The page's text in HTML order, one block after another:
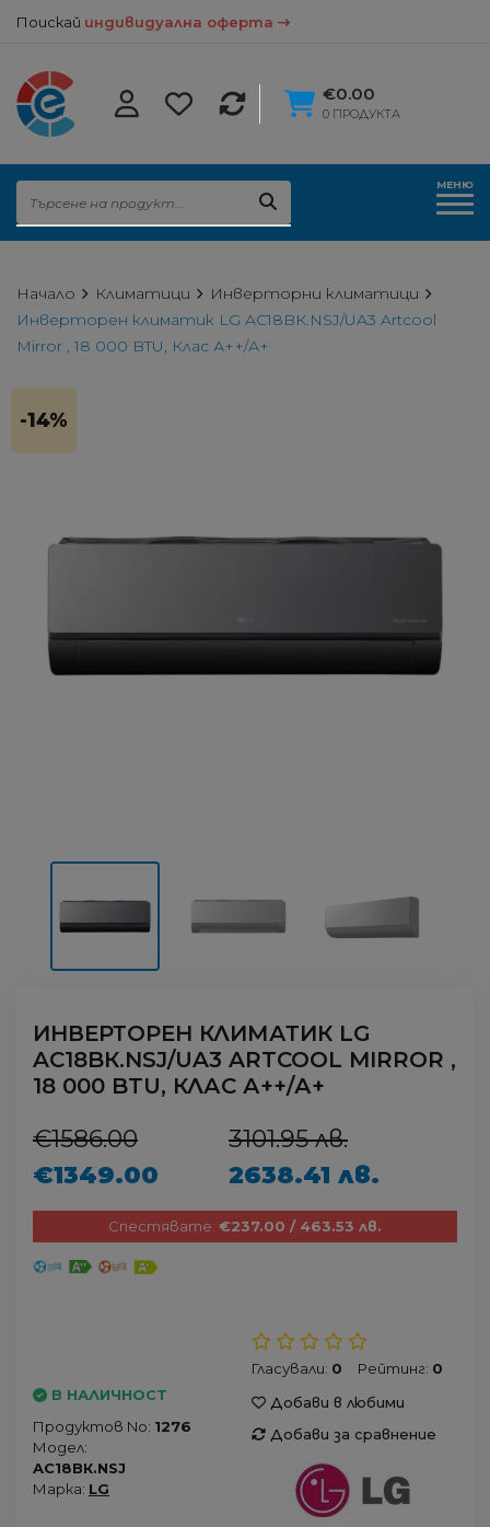
Поискай индивидуална оферта
€0.00
0 ПРОДУКТА
МЕНЮ
Начало Климатици
Инверторни климатици
Инверторен климатик LG AC18BК.NSJ/UA3 Artcool
Mirror , 18 000 BTU, Клас А++/А+
-14%
ИНВЕРТОРЕН КЛИМАТИК LG
AC18BК.NSJ/UA3 ARTCOOL MIRROR ,
18 000 BTU, КЛАС А++/А+
€1586.00
€1349.00
3101.95 лв.
2638.41 лв.
Спестявате: €237.00 / 463.53 лв.
В НАЛИЧНОСТ
Продуктов No: 1276
Модел:
AC18BК.NSJ
Марка: LG
Гласували: 0 Рейтинг: 0
Добави в любими
Добави за сравнение